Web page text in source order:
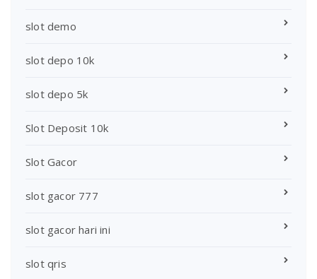
slot demo
slot depo 10k
slot depo 5k
Slot Deposit 10k
Slot Gacor
slot gacor 777
slot gacor hari ini
slot qris